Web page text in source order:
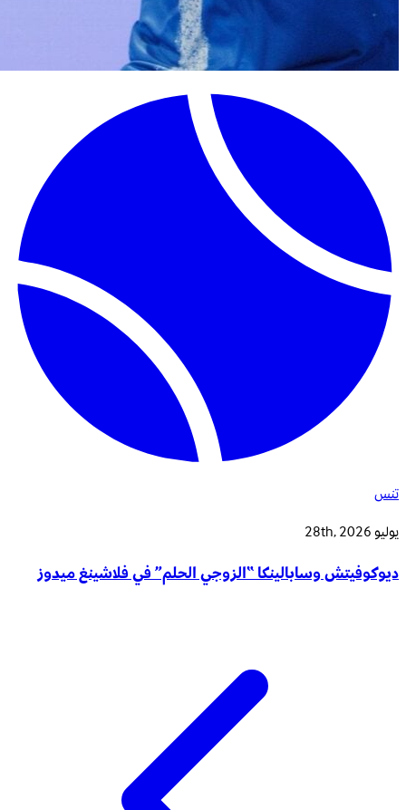
تنس
يوليو 28th, 2026
ديوكوفيتش وسابالينكا “الزوجي الحلم” في فلاشينغ ميدوز